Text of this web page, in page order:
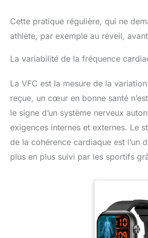
Cette pratique régulière, qui ne
athlète, par exemple au réveil,
La variabilité de la fréquence
La VFC est la mesure de la
reçue, un cœur en bonne santé
le signe d’un système nerveux
exigences internes et externes. Le
de la cohérence cardiaque est l’un
plus en plus suivi par les sportifs